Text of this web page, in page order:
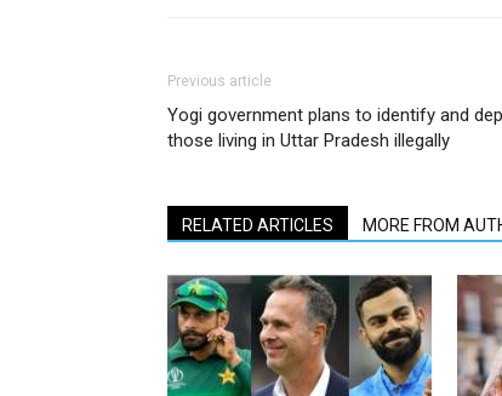
Previous article
Yogi government plans to identify and
those living in Uttar Pradesh illegally
RELATED ARTICLES MORE FROM